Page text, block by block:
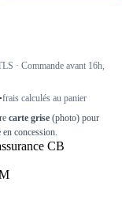
· Commande avant 16h,
frais calculés au panier
carte grise (photo) pour
concession.
CB